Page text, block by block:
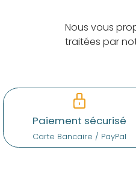
Nous vous
traitées par
Paiement sécurisé
Carte Bancaire / PayPal